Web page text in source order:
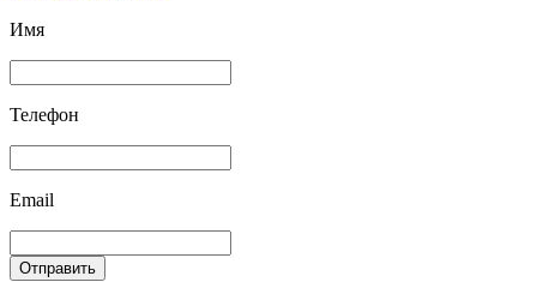
Имя
Телефон
Email
Отправить